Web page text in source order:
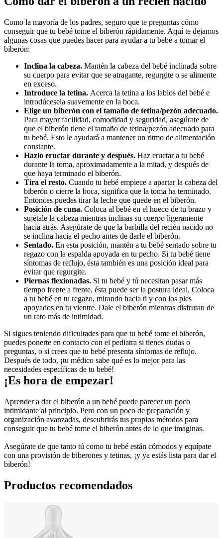
Como la mayoría de los padres, seguro que te preguntas cómo
conseguir que tu bebé tome el biberón rápidamente. Aquí te dejamos
algunas cosas que puedes hacer para ayudar a tu bebé a tomar el
biberón:
Inclina la cabeza. Mantén la cabeza del bebé inclinada sobre
su cuerpo para evitar que se atragante, regurgite o se alimente
en exceso.
Introduce la tetina. Acerca la tetina a los labios del bebé e
introdúcesela suavemente en la boca.
Para mayor facilidad, comodidad y seguridad, asegúrate de
que el biberón tiene el tamaño de tetina/pezón adecuado para
tu bebé. Esto le ayudará a mantener un ritmo de alimentación
constante.
Hazlo eructar durante y después. Haz eructar a tu bebé
durante la toma, aproximadamente a la mitad, y después de
que haya terminado el biberón.
Tira el resto. Cuando tu bebé empiece a apartar la cabeza del
biberón o cierre la boca, significa que la toma ha terminado.
Entonces puedes tirar la leche que quede en el biberón.
Posición de cuna. Coloca al bebé en el hueco de tu brazo y
sujétale la cabeza mientras inclinas su cuerpo ligeramente
hacia atrás. Asegúrate de que la barbilla del recién nacido no
se inclina hacia el pecho antes de darle el biberón.
Sentado. En esta posición, mantén a tu bebé sentado sobre tu
regazo con la espalda apoyada en tu pecho. Si tu bebé tiene
síntomas de reflujo, ésta también es una posición ideal para
evitar que regurgite.
Piernas flexionadas. Si tu bebé y tú necesitan pasar más
tiempo frente a frente, ésta puede ser la postura ideal. Coloca
a tu bebé en tu regazo, mirando hacia ti y con los pies
apoyados en tu vientre. Dale el biberón mientras disfrutan de
un rato más de intimidad.
Si sigues teniendo dificultades para que tu bebé tome el biberón,
puedes ponerte en contacto con el pediatra si tienes dudas o
preguntas, o si crees que tu bebé presenta síntomas de reflujo.
Después de todo, ¡tu médico sabe qué es lo mejor para las
necesidades específicas de tu bebé!
¡Es hora de empezar!
Aprender a dar el biberón a un bebé puede parecer un poco
intimidante al principio. Pero con un poco de preparación y
organización avanzadas, descubrirás tus propios métodos para
conseguir que tu bebé tome el biberón antes de lo que imaginas.
Asegúrate de que tanto tú como tu bebé están cómodos y equípate
con una provisión de biberones y tetinas, ¡y ya estás lista para dar el
biberón!
Productos recomendados